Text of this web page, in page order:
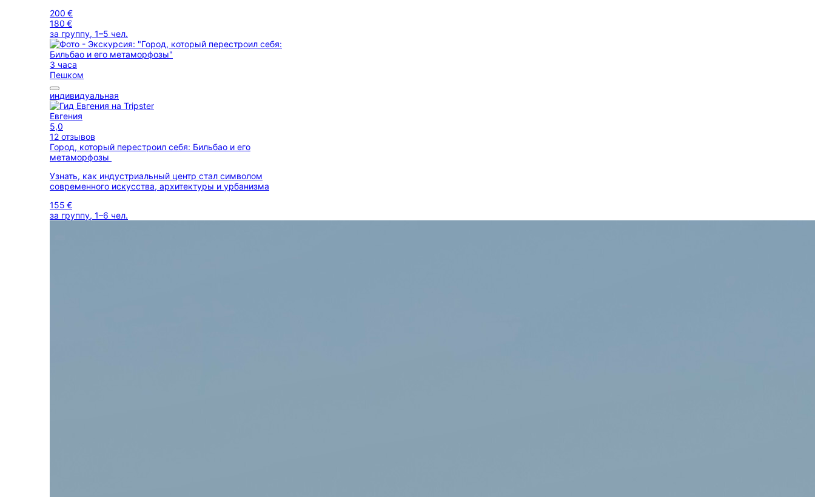
200 €
180 €
за группу, 1–5 чел.
3 часа
Пешком
индивидуальная
Евгения
5,0
12 отзывов
Город, который перестроил себя: Бильбао и его
метаморфозы
Узнать, как индустриальный центр стал символом
современного искусства, архитектуры и урбанизма
155 €
за группу, 1–6 чел.